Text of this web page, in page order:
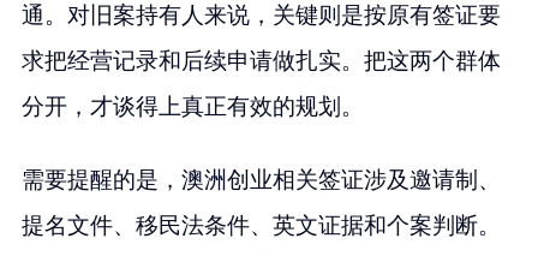
通。对旧案持有人来说，关键则是按原有签证要
求把经营记录和后续申请做扎实。把这两个群体
分开，才谈得上真正有效的规划。
需要提醒的是，澳洲创业相关签证涉及邀请制、
提名文件、移民法条件、英文证据和个案判断。